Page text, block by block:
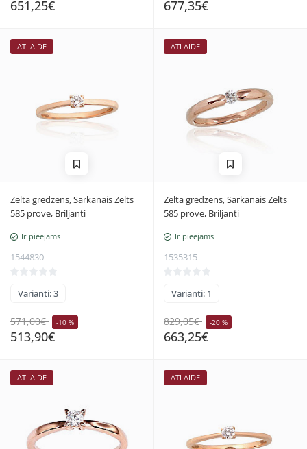
651,25€ 677,35€
ATLAIDE
Zelta gredzens, Sarkanais Zelts
585 prove, Briljanti
Ir pieejams
1544830
Varianti: 3
571,00€ -10 %
513,90€
ATLAIDE
Zelta gredzens, Sarkanais Zelts
585 prove, Briljanti
Ir pieejams
1535315
Varianti: 1
829,05€ -20 %
663,25€
ATLAIDE ATLAIDE